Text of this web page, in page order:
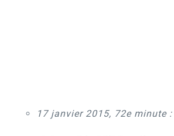
17 janvier 2015, 72e minute